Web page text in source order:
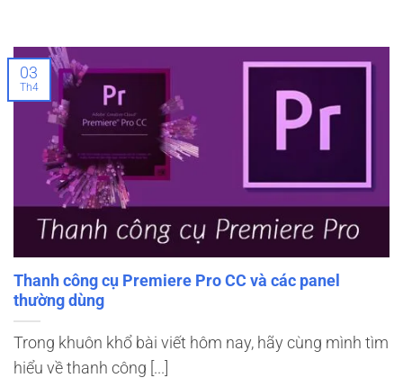
Thanh công cụ Premiere Pro CC và các panel
thường dùng
Trong khuôn khổ bài viết hôm nay, hãy cùng mình tìm
hiểu về thanh công [...]
03
Th4